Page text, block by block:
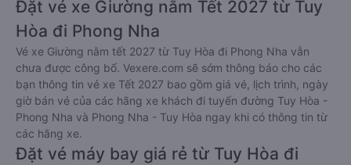
Đặt vé xe Giường nằm Tết 2027 từ Tuy
Hòa đi Phong Nha
Vé xe Giường nằm tết 2027 từ Tuy Hòa đi Phong Nha vẫn
chưa được công bố. Vexere.com sẽ sớm thông báo cho các
bạn thông tin vé xe Tết 2027 bao gồm giá vé, lịch trình, ngày
giờ bán vé của các hãng xe khách đi tuyến đường Tuy Hòa -
Phong Nha và Phong Nha - Tuy Hòa ngay khi có thông tin từ
các hãng xe.
Đặt vé máy bay giá rẻ từ Tuy Hòa đi